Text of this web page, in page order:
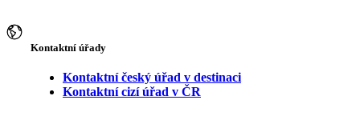
Kontaktní úřady
Kontaktní český úřad v destinaci
Kontaktní cizí úřad v ČR